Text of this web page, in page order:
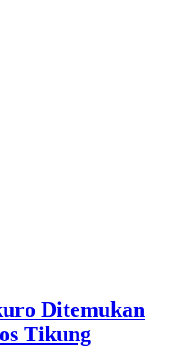
Ditemukan
Tikung